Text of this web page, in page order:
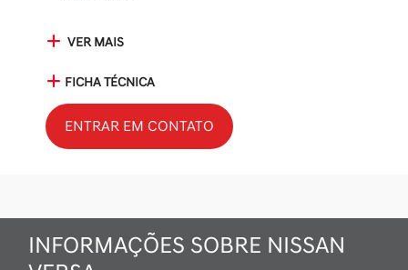
VER MAIS
FICHA TÉCNICA
ENTRAR EM CONTATO
INFORMAÇÕES SOBRE NISSAN